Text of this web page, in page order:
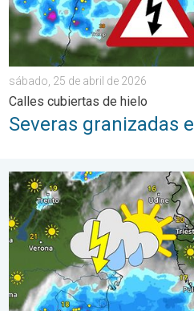
sábado, 25 de abril de 2026
Calles cubiertas de hielo
Severas granizadas
Fuerte temporada de tormentas